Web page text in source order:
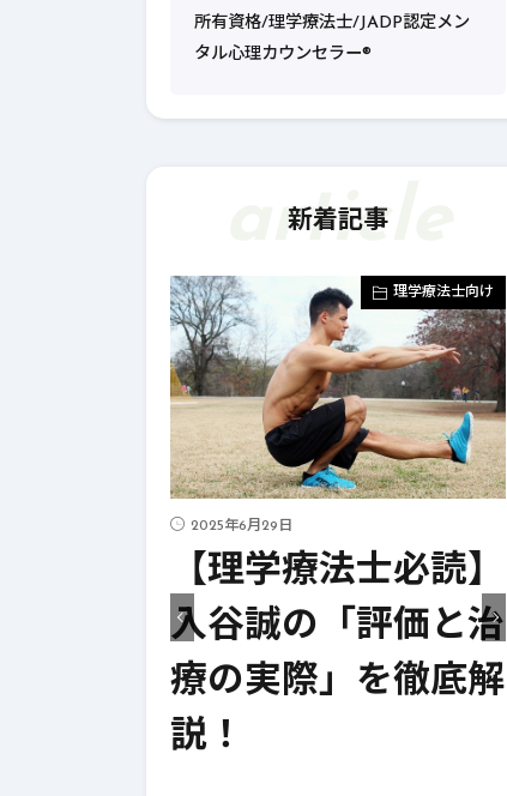
所有資格/理学療法士/JADP認定メン
タル心理カウンセラー®︎
新着記事
article
理学療法士向け
2025年6月29日
【理学療法士必読】
入谷誠の「評価と治
療の実際」を徹底解
説！